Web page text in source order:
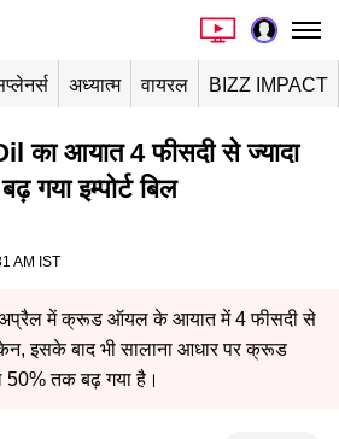
अध्यात्म वायरल BIZZ IMPACT
का आयात 4 फीसदी से ज्यादा
गया इम्पोर्ट बिल
AM IST
अप्रैल में क्रूड ऑयल के आयात में 4 फीसदी से
इसके बाद भी सालाना आधार पर क्रूड
तक बढ़ गया है।